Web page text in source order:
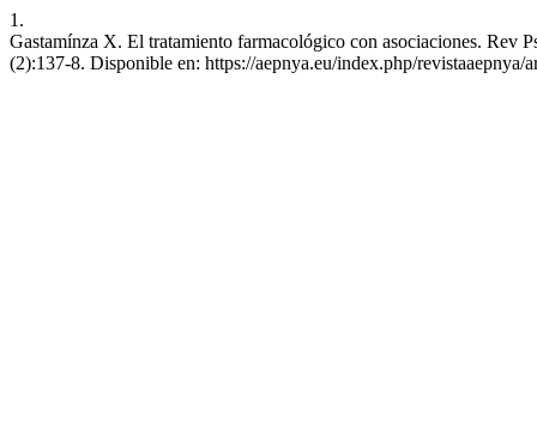
1.
Gastamínza X. El tratamiento farmacológico con asociaciones. Rev
(2):137-8. Disponible en: https://aepnya.eu/index.php/revistaaepnya/